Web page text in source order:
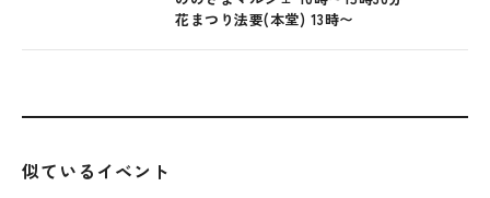
花まつり法要(本堂) 13時〜
似ているイベント